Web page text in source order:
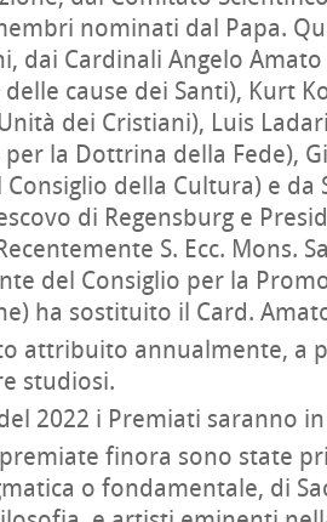
nominati dal Papa.
dai Cardinali Angelo
cause dei Santi), Kurt
dei Cristiani), Luis
per la Dottrina della Fede),
della Cultura) e da
di Regensburg e
S. Ecc. Mons.
del Consiglio per la
ha sostituito il Card.
attribuito annualmente, a
studiosi.
2022 i Premiati saranno
finora sono state
o fondamentale, di